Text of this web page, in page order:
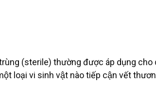
(sterile) thường được áp dụng
loại vi sinh vật nào tiếp cận vết